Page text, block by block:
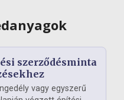
szerződésminta
vagy egyszerű